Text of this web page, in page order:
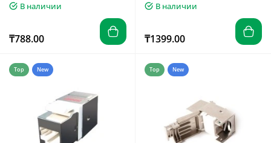
В наличии
₸788.00
В наличии
₸1399.00
Top New Top New